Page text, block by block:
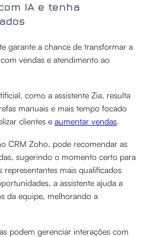
IA e tenha
garante a chance de transformar a
vendas e atendimento ao
como a assistente Zia, resulta
manuais e mais tempo focado
clientes e aumentar vendas.
CRM Zoho, pode recomendar as
sugerindo o momento certo para
mais qualificados
a assistente ajuda a
da equipe, melhorando a
podem gerenciar interações com